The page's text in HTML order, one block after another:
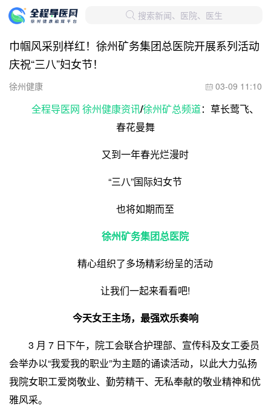
 搜索新闻、医院、医生
巾帼风采别样红！徐州矿务集团总医院开展系列活动
庆祝“三八”妇女节！
徐州健康  03-09 11:10
全程导医网 徐州健康资讯/徐州矿总频道：草长莺飞、
春花曼舞
又到一年春光烂漫时
“三八”国际妇女节
也将如期而至
徐州矿务集团总医院
精心组织了多场精彩纷呈的活动
让我们一起来看看吧!
今天女王主场，最强欢乐奏响
3 月 7 日下午，院工会联合护理部、宣传科及女工委员
会举办以“我爱我的职业”为主题的诵读活动，以此大力弘扬
我院女职工爱岗敬业、勤劳精干、无私奉献的敬业精神和优
雅风采。